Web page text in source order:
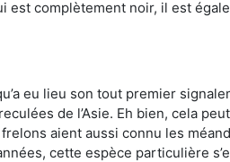
est complètement noir, il est
eu lieu son tout premier
de l’Asie. Eh bien, cela
aient aussi connu les
cette espèce particulière